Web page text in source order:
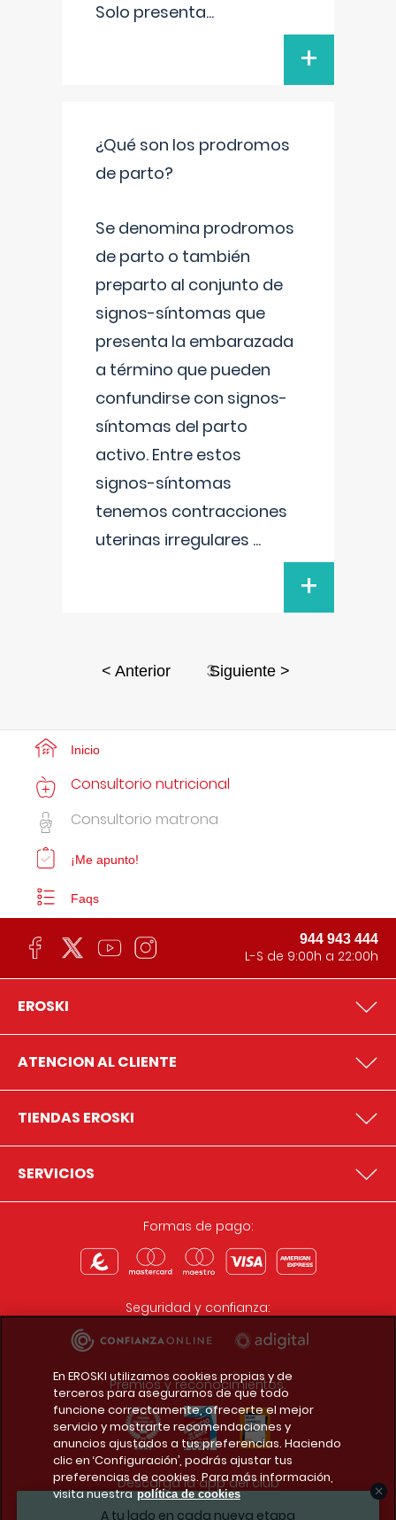
Solo presenta...
+
¿Qué son los prodromos
de parto?
Se denomina prodromos
de parto o también
preparto al conjunto de
signos-síntomas que
presenta la embarazada
a término que pueden
confundirse con signos-
síntomas del parto
activo. Entre estos
signos-síntomas
tenemos contracciones
uterinas irregulares ...
+
< Anterior 3Siguiente >
A tu lado en cada nueva etapa
Inicio
Consultorio nutricional
Consultorio matrona
¡Me apunto!
Faqs
944 943 444
L-S de 9:00h a 22:00h
EROSKI
ATENCION AL CLIENTE
TIENDAS EROSKI
SERVICIOS
Formas de pago:
Seguridad y confianza:
Premios y reconocimientos:
Descarga la app del club
En EROSKI utilizamos cookies propias y de
terceros para asegurarnos de que todo
funcione correctamente, ofrecerte el mejor
servicio y mostrarte recomendaciones y
anuncios ajustados a tus preferencias. Haciendo
clic en ‘Configuración’, podrás ajustar tus
preferencias de cookies. Para más información,
visita nuestra política de cookies